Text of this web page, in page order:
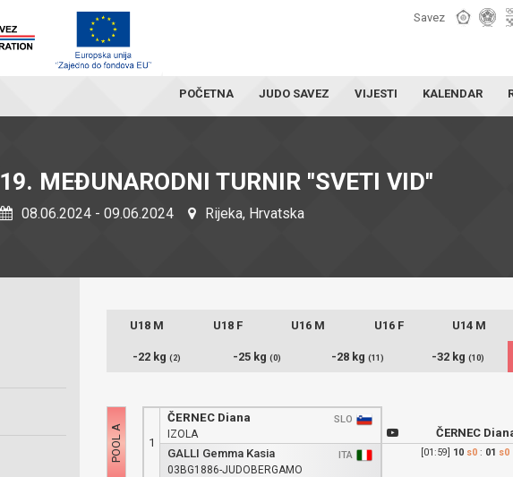
Savez
POČETNA JUDO SAVEZ VIJESTI KALENDAR
19. MEĐUNARODNI TURNIR ''SVETI VID''
08.06.2024 - 09.06.2024 Rijeka, Hrvatska
U18 M U18 F U16 M U16 F U14 M
-22 kg (2) -25 kg (0) -28 kg (11) -32 kg (10)
1
ČERNEC Diana
SLO
IZOLA
GALLI Gemma Kasia
ITA
03BG1886-JUDOBERGAMO
ČERNEC
[01:59] 10 s0: 01 s0